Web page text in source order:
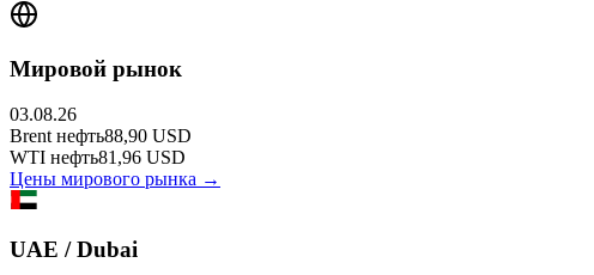
Мировой рынок
03.08.26
Brent нефть88,90 USD
WTI нефть81,96 USD
Цены мирового рынка →
UAE / Dubai